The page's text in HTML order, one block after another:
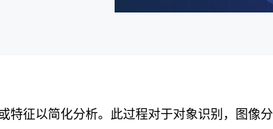
特征以简化分析。此过程对于对象识别，图像分